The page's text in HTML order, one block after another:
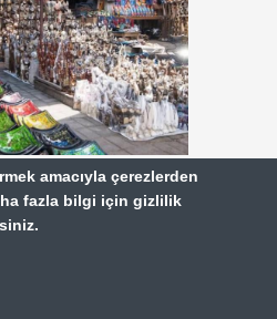
değil, uygun fiyatlı
amacıyla çerezlerden
fazla bilgi için gizlilik